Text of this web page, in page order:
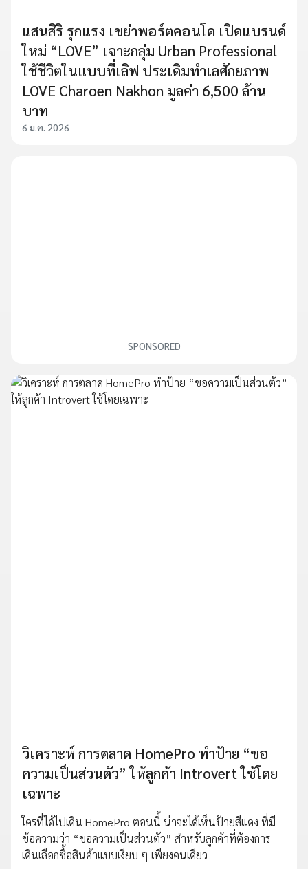
แสนสิริ รุกแรง เขย่าพอร์ตคอนโด เปิดแบรนด์
ใหม่ “LOVE” เจาะกลุ่ม Urban Professional
ใช้ชีวิตในแบบที่เลิฟ ประเดิมทำเลศักยภาพ
LOVE Charoen Nakhon มูลค่า 6,500 ล้าน
บาท
6 ม.ค. 2026
SPONSORED
วิเคราะห์ การตลาด HomePro ทำป้าย “ขอ
ความเป็นส่วนตัว” ให้ลูกค้า Introvert ใช้โดย
เฉพาะ
ใครที่ได้ไปเดิน HomePro ตอนนี้ น่าจะได้เห็นป้ายสีแดง ที่มี
ข้อความว่า “ขอความเป็นส่วนตัว” สำหรับลูกค้าที่ต้องการ
เดินเลือกซื้อสินค้าแบบเงียบ ๆ เพียงคนเดียว